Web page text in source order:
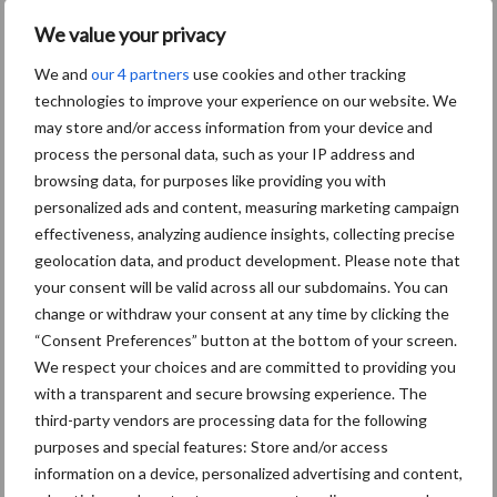
We value your privacy
We and our 4 partners use cookies and other tracking
technologies to improve your experience on our website. We
may store and/or access information from your device and
process the personal data, such as your IP address and
browsing data, for purposes like providing you with
personalized ads and content, measuring marketing campaign
effectiveness, analyzing audience insights, collecting precise
geolocation data, and product development. Please note that
your consent will be valid across all our subdomains. You can
change or withdraw your consent at any time by clicking the
“Consent Preferences” button at the bottom of your screen.
We respect your choices and are committed to providing you
with a transparent and secure browsing experience. The
third-party vendors are processing data for the following
purposes and special features: Store and/or access
information on a device, personalized advertising and content,
daarmee schade is afhankelijk van de (weers)omstandigheden, de
100% zijn bekend. Wanneer kopbrand op een perceel
geconstateerd wordt, is het heel erg belangrijk om een goede
hygiëne te betrachten. Besmetting van tot dan toe niet
geïnfecteerde percelen via bijvoorbeeld de hakselaar of
gronddeeltjes die aan schoeisel kan heel gemakkelijk optreden.
Bij kwekers en onderzoekers is bekend dat er sprake is
verschillen in mate van de gevoeligheid tussen rassen. Helaas is
dit (nog) niet op de nationale rassenlijst terug te vinden.
Aanbevolen voor jou!